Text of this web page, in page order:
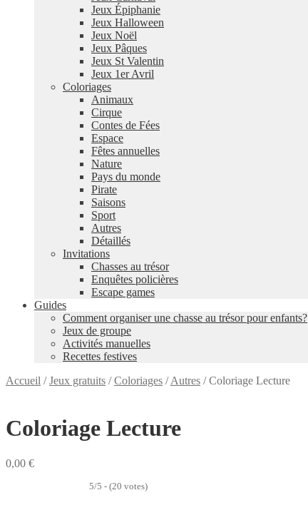
Jeux Épiphanie
Jeux Halloween
Jeux Noël
Jeux Pâques
Jeux St Valentin
Jeux 1er Avril
Coloriages
Animaux
Cirque
Contes de Fées
Espace
Fêtes annuelles
Nature
Pays du monde
Pirate
Saisons
Sport
Autres
Détaillés
Invitations
Chasses au trésor
Enquêtes policières
Escape games
Guides
Comment organiser une chasse au trésor pour enfants?
Jeux de groupe
Activités manuelles
Recettes festives
Accueil /Jeux gratuits /Coloriages /Autres /Coloriage Lecture
Coloriage Lecture
0,00 €
5/5 - (20 votes)